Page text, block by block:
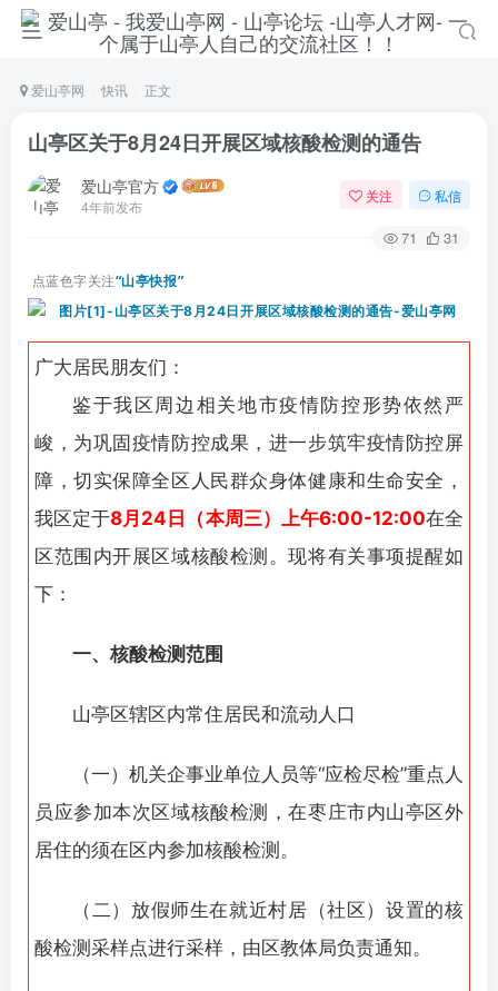
爱山亭网 快讯 正文
山亭区关于8月24日开展区域核酸检测的通告
爱山亭官方
4年前发布
关注 私信
71 31
点蓝色字关注“山亭快报”
广大居民朋友们：
鉴于我区周边相关地市疫情防控形势依然严
峻，为巩固疫情防控成果，进一步筑牢疫情防控屏
障，切实保障全区人民群众身体健康和生命安全，
我区定于8月24日（本周三）上午6:00-12:00在全
区范围内开展区域核酸检测。现将有关事项提醒如
下：
一、核酸检测范围
山亭区辖区内常住居民和流动人口
（一）机关企事业单位人员等“应检尽检”重点人
员应参加本次区域核酸检测，在枣庄市内山亭区外
居住的须在区内参加核酸检测。
（二）放假师生在就近村居（社区）设置的核
酸检测采样点进行采样，由区教体局负责通知。
登录
没有账号？立即注册
手机号
记住登录 账号密码登录
使用社交账号登录即表示同意用户协议